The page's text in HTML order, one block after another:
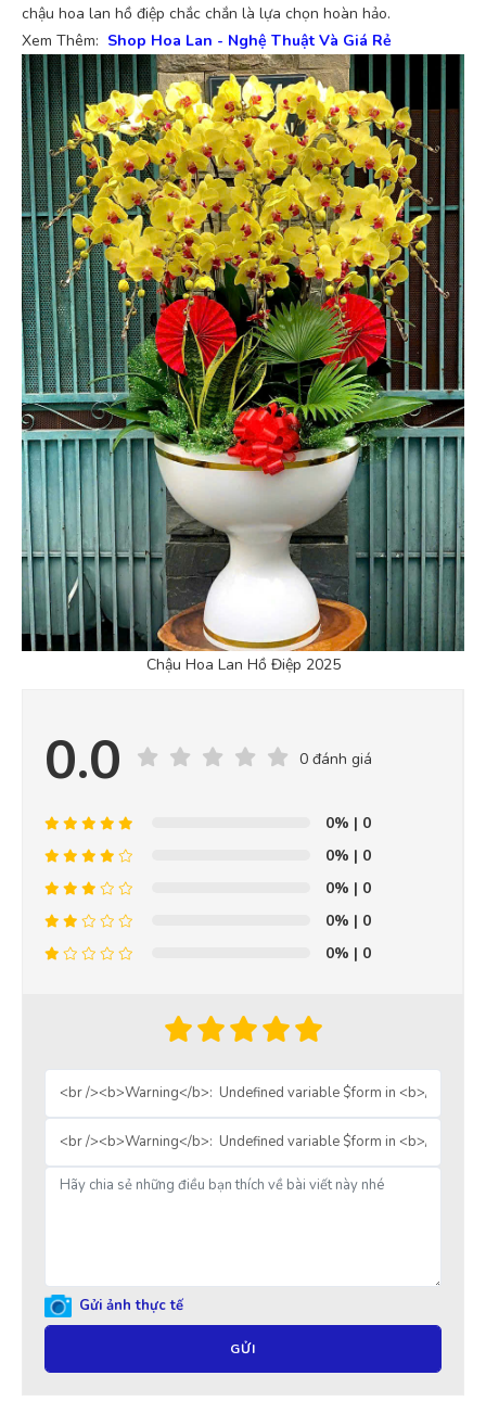
chậu hoa lan hồ điệp chắc chắn là lựa chọn hoàn hảo.
Xem Thêm: Shop Hoa Lan - Nghệ Thuật Và Giá Rẻ
Chậu Hoa Lan Hồ Điệp 2025
0.0 0 đánh giá
0% | 0
0% | 0
0% | 0
0% | 0
0% | 0
Gửi ảnh thực tế
GỬI